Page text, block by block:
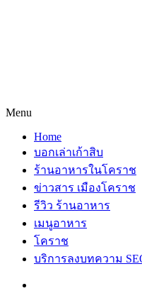
Menu
Home
บอกเล่าเก้าสิบ
ร้านอาหารในโคราช
ข่าวสาร เมืองโคราช
รีวิว ร้านอาหาร
เมนูอาหาร
โคราช
บริการลงบทความ